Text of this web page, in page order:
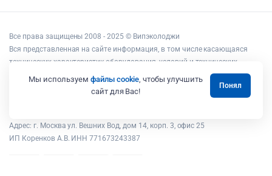
Все права защищены 2008 - 2025 © Випэколоджи
Вся представленная на сайте информация, в том числе касающаяся
технических характеристик оборудования, условий и технических
возможностей подключения, наличия на складе, стоимости товаров и
услуг, носит информационный характер и ни при каких условиях не
является публичной офертой, определяемой положениями статьи 437
Адрес: г. Москва ул. Вешних Вод, дом 14, корп. 3, офис 25
ИП Коренков А.В. ИНН 771673243387
Мы используем файлы cookie, чтобы улучшить
сайт для Вас!
Понял